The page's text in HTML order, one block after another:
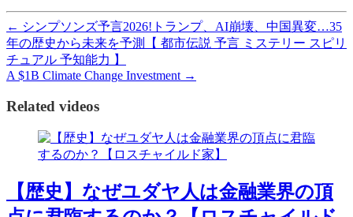
← シンプソンズ予言2026!トランプ、AI崩壊、中国異変…35
年の歴史から未来を予測【 都市伝説 予言 ミステリー スピリ
チュアル 予知能力 】
A $1B Climate Change Investment →
Related videos
【歴史】なぜユダヤ人は金融業界の頂